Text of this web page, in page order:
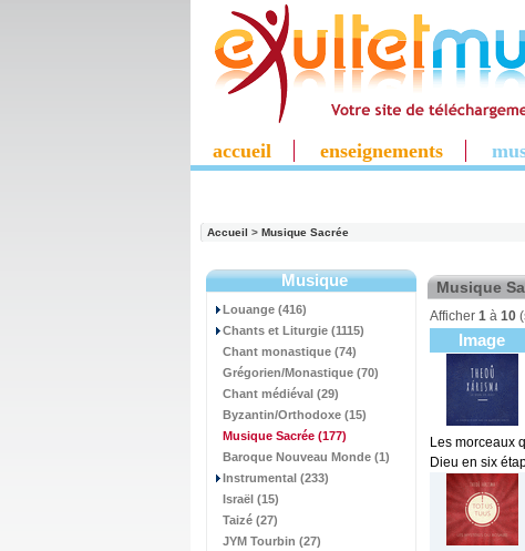
accueil enseignements
Accueil > Musique Sacrée
Musique
Louange (416)
Chants et Liturgie (1115)
Chant monastique (74)
Grégorien/Monastique (70)
Chant médiéval (29)
Byzantin/Orthodoxe (15)
Musique Sacrée (177)
Baroque Nouveau Monde (1)
Instrumental (233)
Israël (15)
Taizé (27)
JYM Tourbin (27)
Musique
Afficher 1 à 10
Image
Les morceaux
Dieu en six